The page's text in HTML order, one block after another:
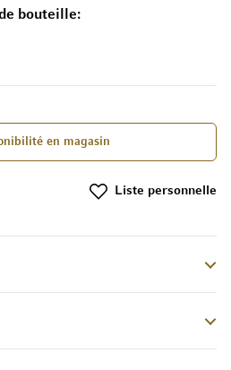
bouteille
en magasin
Liste personnelle